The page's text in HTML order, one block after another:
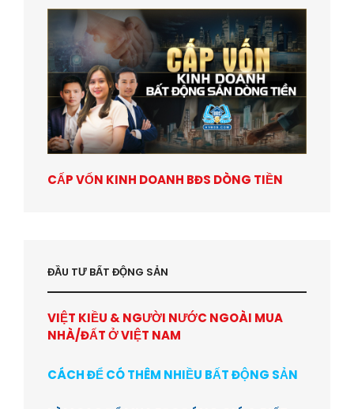
CẤP VỐN KINH DOANH BĐS DÒNG TIỀN
ĐẦU TƯ BẤT ĐỘNG SẢN
VIỆT KIỀU & NGƯỜI NƯỚC NGOÀI MUA
NHÀ/ĐẤT Ở VIỆT NAM
CÁCH ĐỂ CÓ THÊM NHIỀU BẤT ĐỘNG SẢN